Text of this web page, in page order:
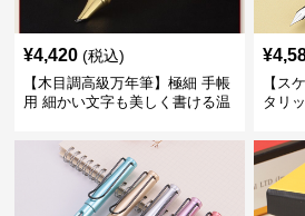
¥4,420 (税込)
【木目調高級万年筆】極細 手帳
用 細かい文字も美しく書ける温
¥
【ス
タリ
デザ